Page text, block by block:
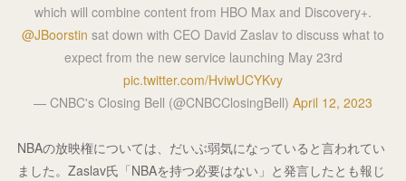
which will combine content from HBO Max and Discovery+.
@JBoorstin sat down with CEO David Zaslav to discuss what to
expect from the new service launching May 23rd
pic.twitter.com/HviwUCYKvy
— CNBC's Closing Bell (@CNBCClosingBell) April 12, 2023
NBAの放映権については、だいぶ弱気になっていると言われてい
ました。Zaslav氏「NBAを持つ必要はない」と発言したとも報じ